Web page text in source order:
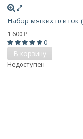
Набор мягких плиток
1 600 ₽
0
В корзину
Недоступен